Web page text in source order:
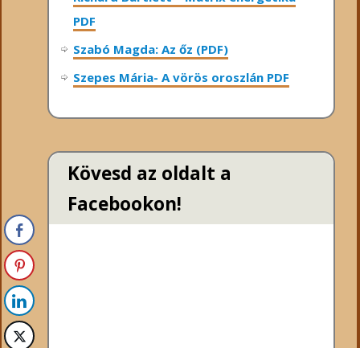
PDF
Szabó Magda: Az őz (PDF)
Szepes Mária- A vörös oroszlán PDF
Kövesd az oldalt a
Facebookon!